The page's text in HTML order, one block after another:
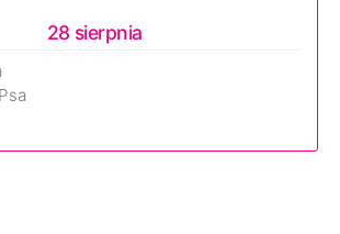
28 sierpnia